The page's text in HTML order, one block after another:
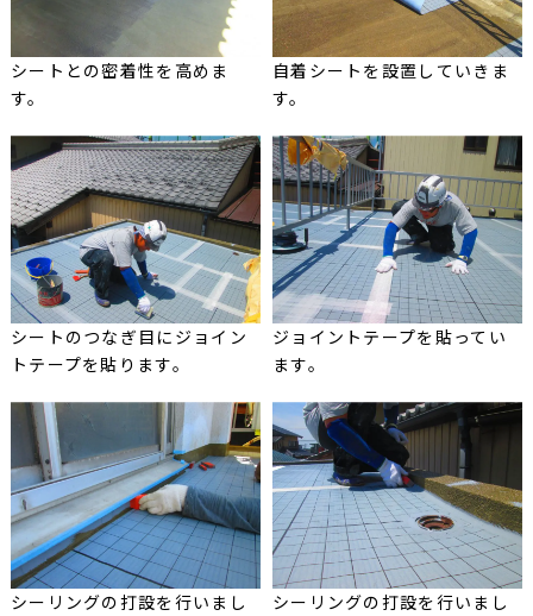
シートとの密着性を高めま
す。
自着シートを設置していきま
す。
シートのつなぎ目にジョイン
トテープを貼ります。
ジョイントテープを貼ってい
ます。
シーリングの打設を行いまし
シーリングの打設を行いまし